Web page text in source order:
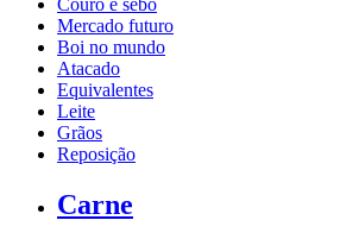
Couro e sebo
Mercado futuro
Boi no mundo
Atacado
Equivalentes
Leite
Grãos
Reposição
Carne